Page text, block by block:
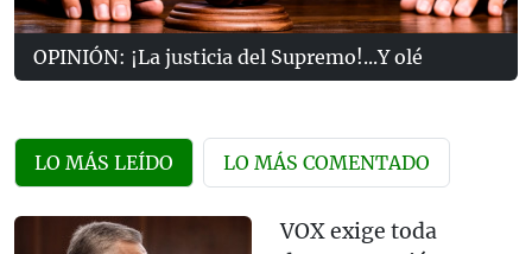
OPINIÓN: ¡La justicia del Supremo!...Y olé
LO MÁS LEÍDO LO MÁS COMENTADO
VOX exige toda